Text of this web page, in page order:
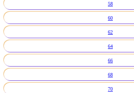
58
60
62
64
66
68
70